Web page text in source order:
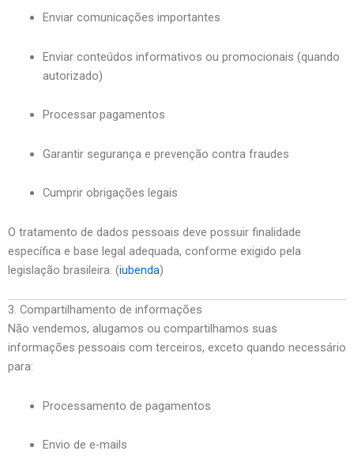
Enviar comunicações importantes
Enviar conteúdos informativos ou promocionais (quando
autorizado)
Processar pagamentos
Garantir segurança e prevenção contra fraudes
Cumprir obrigações legais
O tratamento de dados pessoais deve possuir finalidade
específica e base legal adequada, conforme exigido pela
legislação brasileira. (iubenda)
3. Compartilhamento de informações
Não vendemos, alugamos ou compartilhamos suas
informações pessoais com terceiros, exceto quando necessário
para:
Processamento de pagamentos
Envio de e-mails